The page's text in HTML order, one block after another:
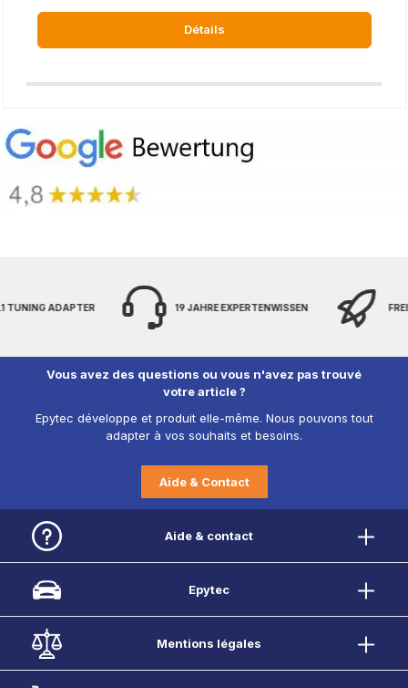
Détails
ADAPTER 19 JAHRE EXPERTENWISSEN
Vous avez des questions ou vous n'avez pas trouvé
votre article ?
Epytec développe et produit elle-même. Nous pouvons tout
adapter à vos souhaits et besoins.
Aide & Contact
Aide & contact
Epytec
Mentions légales